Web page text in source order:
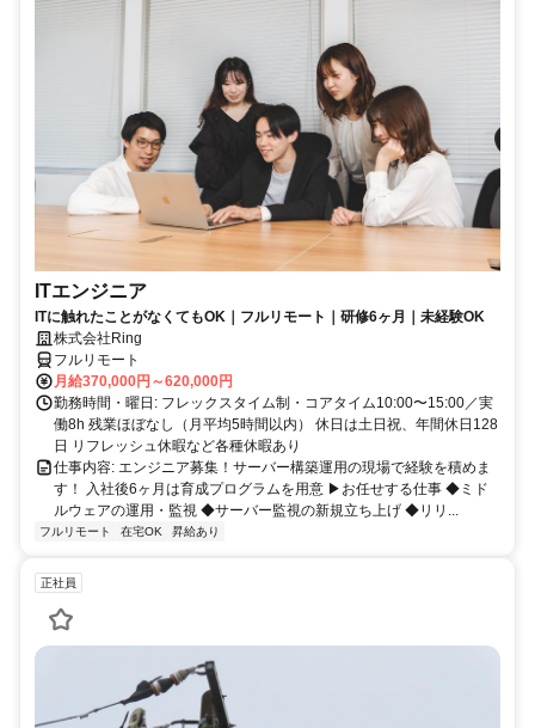
ITエンジニア
ITに触れたことがなくてもOK｜フルリモート｜研修6ヶ月｜未経験OK
株式会社Ring
フルリモート
月給370,000円～620,000円
勤務時間・曜日: フレックスタイム制・コアタイム10:00〜15:00／実
働8h 残業ほぼなし（月平均5時間以内） 休日は土日祝、年間休日128
日 リフレッシュ休暇など各種休暇あり
仕事内容: エンジニア募集！サーバー構築運用の現場で経験を積めま
す！ 入社後6ヶ月は育成プログラムを用意 ▶お任せする仕事 ◆ミド
ルウェアの運用・監視 ◆サーバー監視の新規立ち上げ ◆リリ...
フルリモート 在宅OK 昇給あり
正社員